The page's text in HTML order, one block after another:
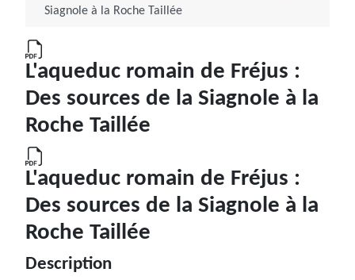
Siagnole à la Roche Taillée
L'aqueduc romain de Fréjus :
Des sources de la Siagnole à la
Roche Taillée
L'aqueduc romain de Fréjus :
Des sources de la Siagnole à la
Roche Taillée
Description